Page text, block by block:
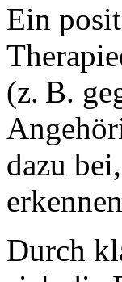
Ein
(z. B.
dazu
Durch